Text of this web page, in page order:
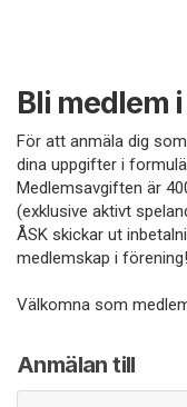
Bli medlem
För att anmäla dig
dina uppgifter i
Medlemsavgiften är
(exklusive aktivt
ÅSK skickar ut
medlemskap i förening!
Välkomna som
Anmälan till